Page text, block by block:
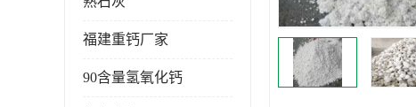
福建重钙厂家
90含量氢氧化钙